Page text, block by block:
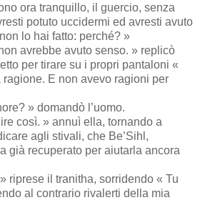
ora tranquillo, il guercio, senza
potuto uccidermi ed avresti avuto
lo hai fatto: perché? »
avrebbe avuto senso. » replicò
per tirare su i propri pantaloni «
E non avevo ragioni per
» domandò l’uomo.
così. » annuì ella, tornando a
agli stivali, che Be’Sihl,
già recuperato per aiutarla ancora
riprese il tranitha, sorridendo « Tu
al contrario rivalerti della mia